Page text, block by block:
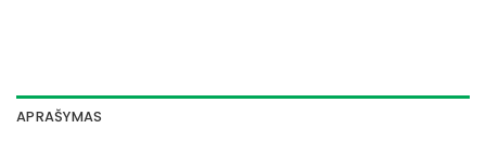
APRAŠYMAS